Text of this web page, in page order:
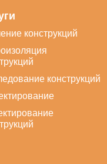
конструкций
конструкций